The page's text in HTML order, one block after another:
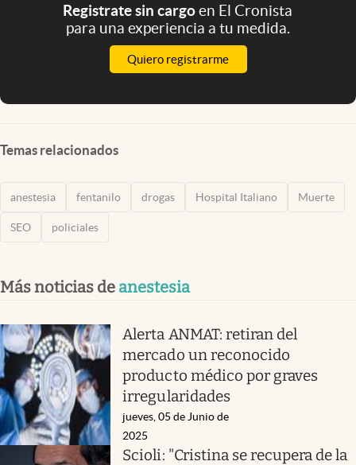
Registrate sin cargoen El Cronista
para una experiencia a tu medida.
Quiero registrarme
Temas relacionados
anestesia fentanilo drogas Hospital Italiano Muerte
SEO policiales
Más noticias de anestesia
Alerta ANMAT: retiran del
mercado un reconocido
producto médico por graves
irregularidades
jueves, 05 de Junio de
2025
Scioli: "Cristina se recupera de la